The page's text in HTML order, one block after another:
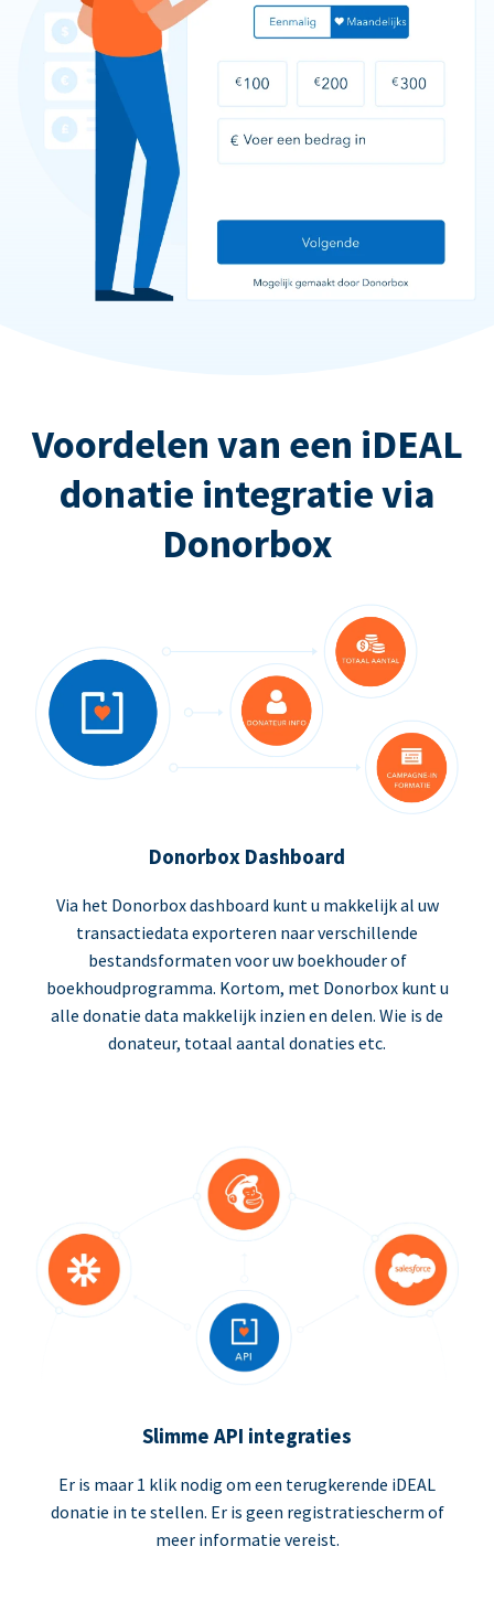
Voordelen van een iDEAL
donatie integratie via
Donorbox
Donorbox Dashboard
Via het Donorbox dashboard kunt u makkelijk al uw
transactiedata exporteren naar verschillende
bestandsformaten voor uw boekhouder of
boekhoudprogramma. Kortom, met Donorbox kunt u
alle donatie data makkelijk inzien en delen. Wie is de
donateur, totaal aantal donaties etc.
Slimme API integraties
Er is maar 1 klik nodig om een terugkerende iDEAL
donatie in te stellen. Er is geen registratiescherm of
meer informatie vereist.